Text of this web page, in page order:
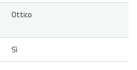
Ottico
Sì